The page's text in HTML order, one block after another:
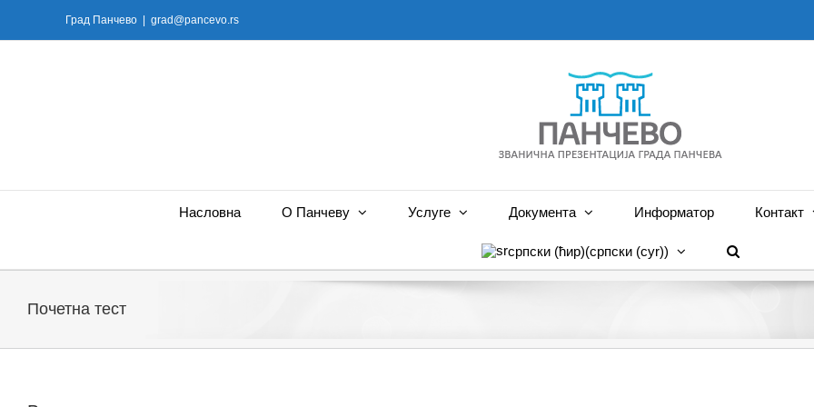
Град Панчево grad@pancevo.rs
Насловна О Панчеву Услуге Документа Информатор Контакт
српски (ћир)(српски (cyr))
Почетна тест